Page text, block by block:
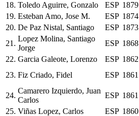
18. Toledo Aguirre, Gonzalo ESP 1879
19. Esteban Amo, Jose M. ESP 1874
20. De Paz Nistal, Santiago ESP 1873
21.
Lopez Molina, Santiago
Jorge
ESP 1868
22. Garcia Galeote, Lorenzo ESP 1862
23. Fiz Criado, Fidel ESP 1861
24.
Camarero Izquierdo, Juan
Carlos
ESP 1861
25. Viñas Lopez, Carlos ESP 1860